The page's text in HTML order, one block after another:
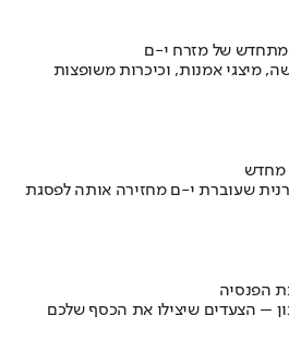
המתחדש של מזרח י-ם
מיצגי אמנות, וכיכרות משופצות
מחדש
שעוברת י-ם מחזירה אותה לפסגת
הפנסיה
– הצעדים שיצילו את הכסף שלכם